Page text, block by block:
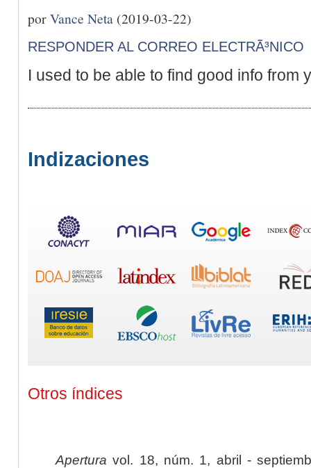
porVance Neta (2019-03-22)
RESPONDER AL CORREO ELECTRÃ³NICO
I used to be able to find good info from
Indizaciones
Otros índices
Apertura vol. 18, núm. 1, abril -